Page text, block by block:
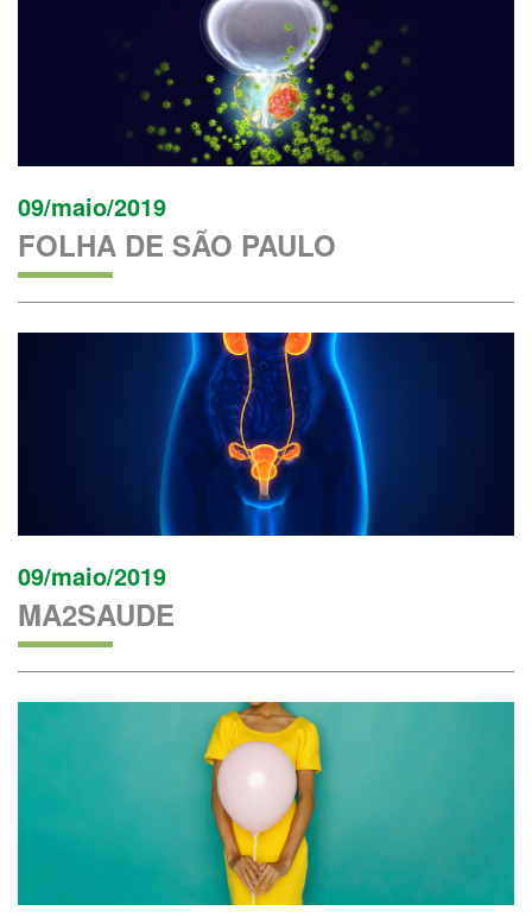
09/maio/2019
FOLHA DE SÃO PAULO
09/maio/2019
MA2SAUDE